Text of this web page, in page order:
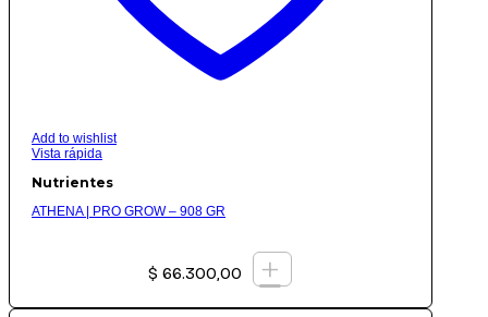
Add to wishlist
Vista rápida
Nutrientes
ATHENA | PRO GROW – 908 GR
$ 66.300,00 +